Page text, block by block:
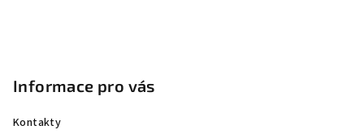
Informace pro vás
Kontakty